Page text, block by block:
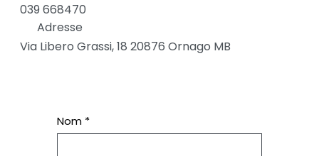
039 668470
Adresse
Via Libero Grassi, 18 20876 Ornago MB
Nom *